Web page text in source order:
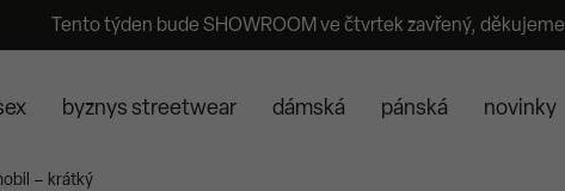
Tento týden bude SHOWROOM ve čtvrtek zavřený,
byznys streetwear dámská pánská novinky
– krátký